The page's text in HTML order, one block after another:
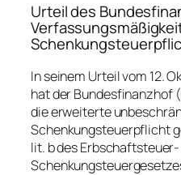
Urteil des
In seinem Urteil vom 12.
hat der Bundesfinanzhof
die erweiterte
Schenkungsteuerpflicht
lit. b des